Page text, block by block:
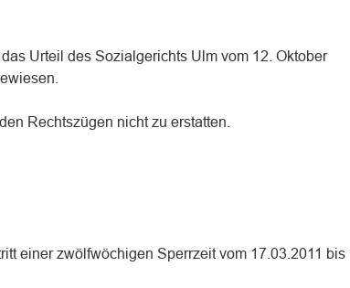
Urteil des Sozialgerichts Ulm vom 12. Oktober
Rechtszügen nicht zu erstatten.
einer zwölfwöchigen Sperrzeit vom 17.03.2011 bis